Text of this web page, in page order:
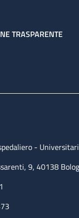
TRASPARENTE
-
9, 40138